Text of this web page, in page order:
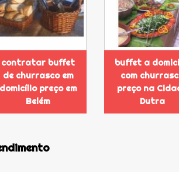
contratar buffet
de churrasco em
domicílio preço em
Belém
buffet a
com
preço na
Dutra